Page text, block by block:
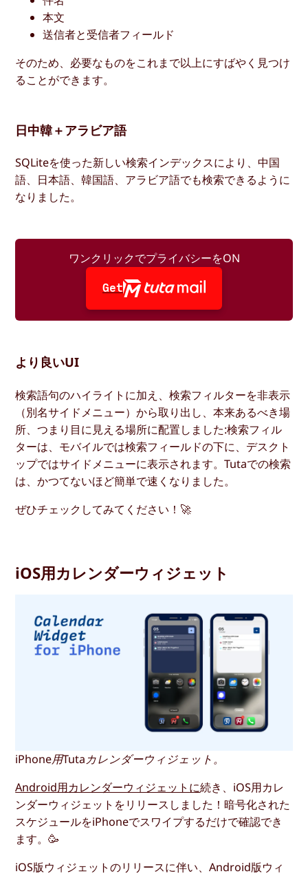
本文
送信者と受信者フィールド
そのため、必要なものをこれまで以上にすばやく見つけ
ることができます。
日中韓＋アラビア語
SQLiteを使った新しい検索インデックスにより、中国
語、日本語、韓国語、アラビア語でも検索できるように
なりました。
ワンクリックでプライバシーをON
Get
より良いUI
検索語句のハイライトに加え、検索フィルターを非表示
（別名サイドメニュー）から取り出し、本来あるべき場
所、つまり目に見える場所に配置しました:検索フィル
ターは、モバイルでは検索フィールドの下に、デスクト
ップではサイドメニューに表示されます。Tutaでの検索
は、かつてないほど簡単で速くなりました。
ぜひチェックしてみてください！🚀
iOS用カレンダーウィジェット
iPhone用Tutaカレンダーウィジェット。
Android用カレンダーウィジェットに続き、iOS用カレ
ンダーウィジェットをリリースしました！暗号化された
スケジュールをiPhoneでスワイプするだけで確認でき
ます。🥳
iOS版ウィジェットのリリースに伴い、Android版ウィ